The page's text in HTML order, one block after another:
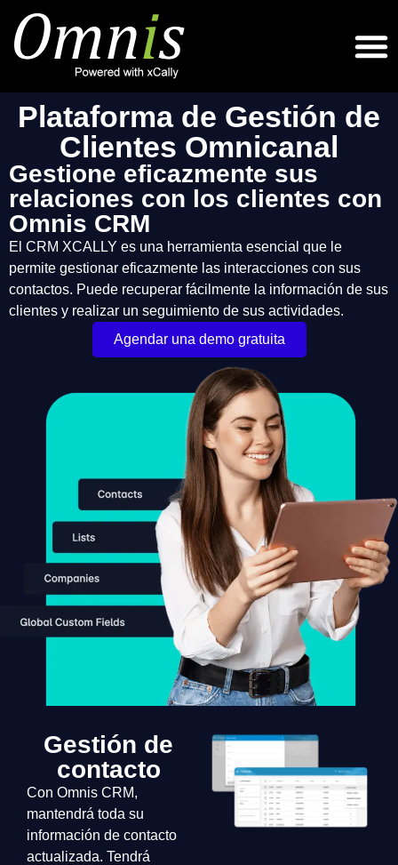
Plataforma de Gestión de
Clientes Omnicanal
Gestione eficazmente sus
relaciones con los clientes con
Omnis CRM
El CRM XCALLY es una herramienta esencial que le
permite gestionar eficazmente las interacciones con sus
contactos. Puede recuperar fácilmente la información de sus
clientes y realizar un seguimiento de sus actividades.
Agendar una demo gratuita
Gestión de
contacto
Con Omnis CRM,
mantendrá toda su
información de contacto
actualizada. Tendrá